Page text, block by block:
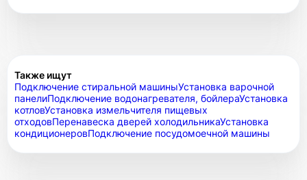
Также ищут
Подключение стиральной машиныУстановка варочной
панелиПодключение водонагревателя, бойлераУстановка
котловУстановка измельчителя пищевых
отходовПеренавеска дверей холодильникаУстановка
кондиционеровПодключение посудомоечной машины